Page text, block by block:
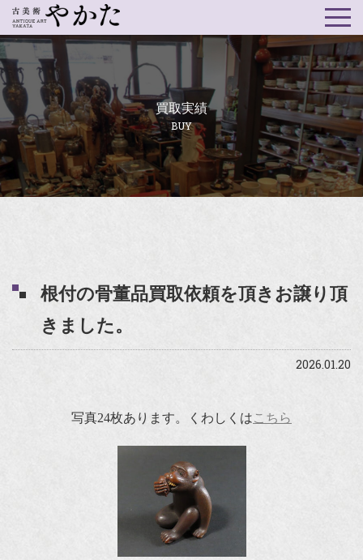
買取実績
BUY
根付の骨董品買取依頼を頂きお譲り頂
きました。
2026.01.20
写真24枚あります。くわしくはこちら